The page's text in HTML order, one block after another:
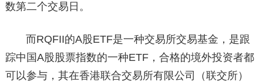
数第二个交易日。
而RQFII的A股ETF是一种交易所交易基金，是跟
踪中国A股股票指数的一种ETF，合格的境外投资者都
可以参与，其在香港联合交易所有限公司（联交所）